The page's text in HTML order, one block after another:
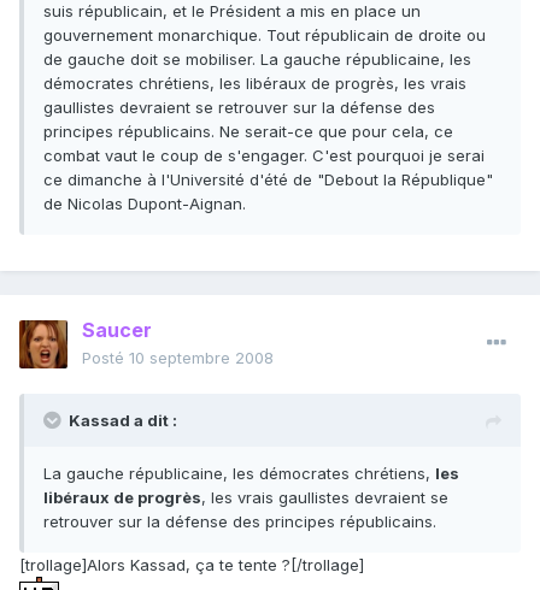
suis républicain, et le Président a mis en place un
gouvernement monarchique. Tout républicain de droite ou
de gauche doit se mobiliser. La gauche républicaine, les
démocrates chrétiens, les libéraux de progrès, les vrais
gaullistes devraient se retrouver sur la défense des
principes républicains. Ne serait-ce que pour cela, ce
combat vaut le coup de s'engager. C'est pourquoi je serai
ce dimanche à l'Université d'été de "Debout la République"
de Nicolas Dupont-Aignan.
Saucer
Posté 10 septembre 2008
Kassad a dit :
La gauche républicaine, les démocrates chrétiens, les
libéraux de progrès, les vrais gaullistes devraient se
retrouver sur la défense des principes républicains.
[trollage]Alors Kassad, ça te tente ?[/trollage]